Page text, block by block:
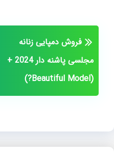
فروش دمپایی زنانه
مجلسی پاشنه دار 2024 +
(Beautiful Model?)